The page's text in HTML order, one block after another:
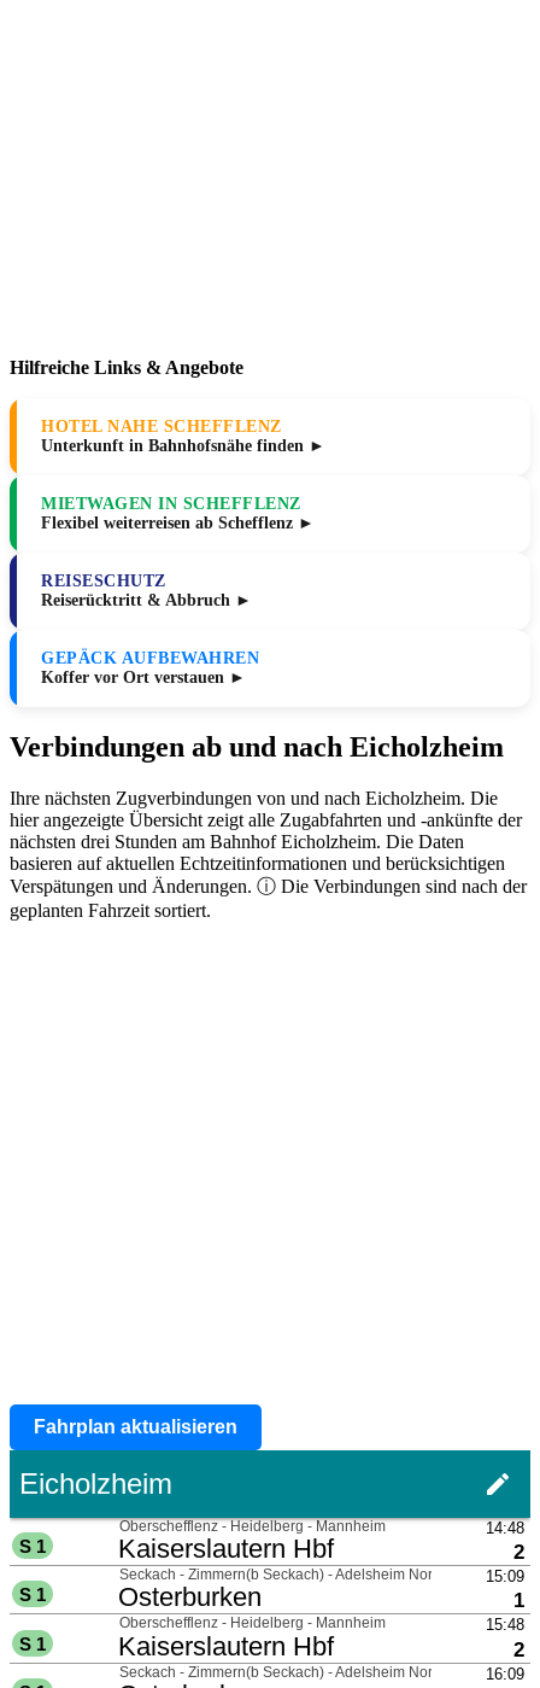
Hilfreiche Links & Angebote
HOTEL NAHE SCHEFFLENZ
Unterkunft in Bahnhofsnähe finden ►
MIETWAGEN IN SCHEFFLENZ
Flexibel weiterreisen ab Schefflenz ►
REISESCHUTZ
Reiserücktritt & Abbruch ►
GEPÄCK AUFBEWAHREN
Koffer vor Ort verstauen ►
Verbindungen ab und nach Eicholzheim
Ihre nächsten Zugverbindungen von und nach Eicholzheim. Die
hier angezeigte Übersicht zeigt alle Zugabfahrten und -ankünfte der
nächsten drei Stunden am Bahnhof Eicholzheim. Die Daten
basieren auf aktuellen Echtzeitinformationen und berücksichtigen
Verspätungen und Änderungen. ⓘ Die Verbindungen sind nach der
geplanten Fahrzeit sortiert.
Fahrplan aktualisieren